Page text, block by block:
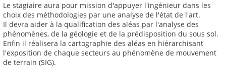
Le stagiaire aura pour mission d'appuyer l'ingénieur dans les
choix des méthodologies par une analyse de l'état de l'art.
Il devra aider à la qualification des aléas par l'analyse des
phénomènes, de la géologie et de la prédisposition du sous sol.
Enfin il réalisera la cartographie des aléas en hiérarchisant
l'exposition de chaque secteurs au phénomène de mouvement
de terrain (SIG).